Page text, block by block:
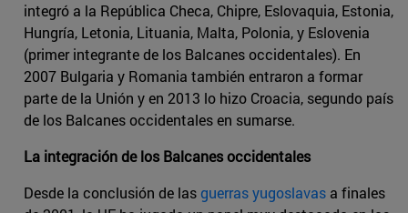
integró a la República Checa, Chipre, Eslovaquia, Estonia,
Hungría, Letonia, Lituania, Malta, Polonia, y Eslovenia
(primer integrante de los Balcanes occidentales). En
2007 Bulgaria y Romania también entraron a formar
parte de la Unión y en 2013 lo hizo Croacia, segundo país
de los Balcanes occidentales en sumarse.
La integración de los Balcanes occidentales
Desde la conclusión de lasguerras yugoslavas a finales